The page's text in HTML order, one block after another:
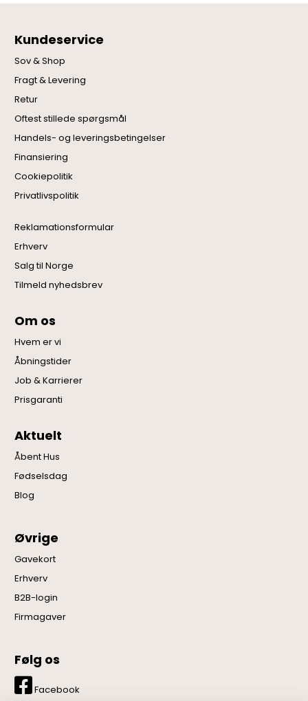
Kundeservice
Sov & Shop
Fragt & Levering
Retur
Oftest stillede spørgsmål
Handels- og leveringsbetingelser
Finansiering
Cookiepolitik
Privatlivspolitik
Reklamationsformular
Erhverv
Salg til Norge
Tilmeld nyhedsbrev
Om os
Hvem er vi
Åbningstider
Job & Karrierer
Prisgaranti
Aktuelt
Åbent Hus
Fødselsdag
Blog
Øvrige
Gavekort
Erhverv
B2B-login
Firmagaver
Følg os
Facebook